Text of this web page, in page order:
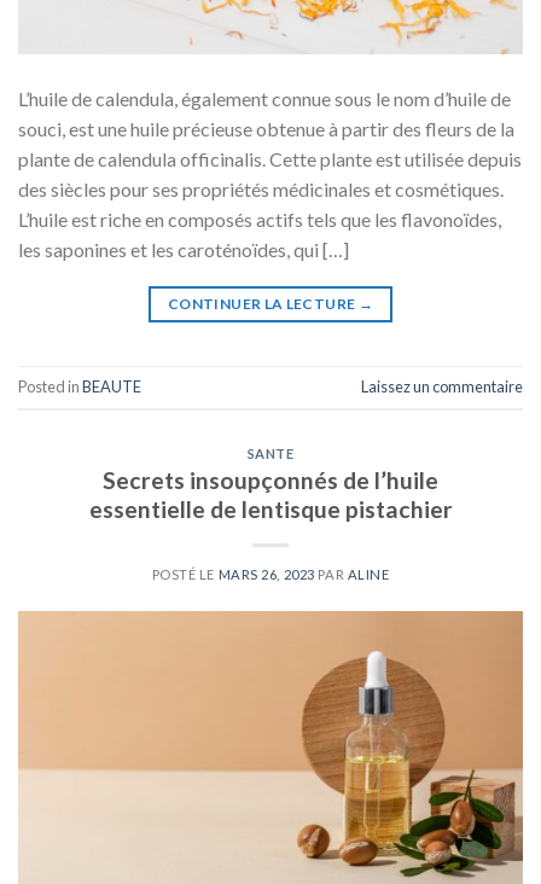
L’huile de calendula, également connue sous le nom d’huile de
souci, est une huile précieuse obtenue à partir des fleurs de la
plante de calendula officinalis. Cette plante est utilisée depuis
des siècles pour ses propriétés médicinales et cosmétiques.
L’huile est riche en composés actifs tels que les flavonoïdes,
les saponines et les caroténoïdes, qui […]
CONTINUER LA LECTURE →
Posted inBEAUTE Laissez un commentaire
SANTE
Secrets insoupçonnés de l’huile
essentielle de lentisque pistachier
POSTÉ LE MARS 26, 2023 PAR ALINE